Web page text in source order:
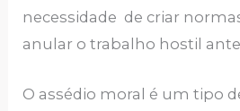
necessidade de criar
anular o trabalho hostil
O assédio moral é um tipo